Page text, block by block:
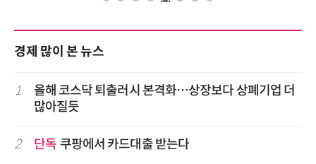
경제 많이 본 뉴스
1
올해 코스닥 퇴출러시 본격화…상장보다 상폐기업 더
많아질듯
2 단독 쿠팡에서 카드대출 받는다